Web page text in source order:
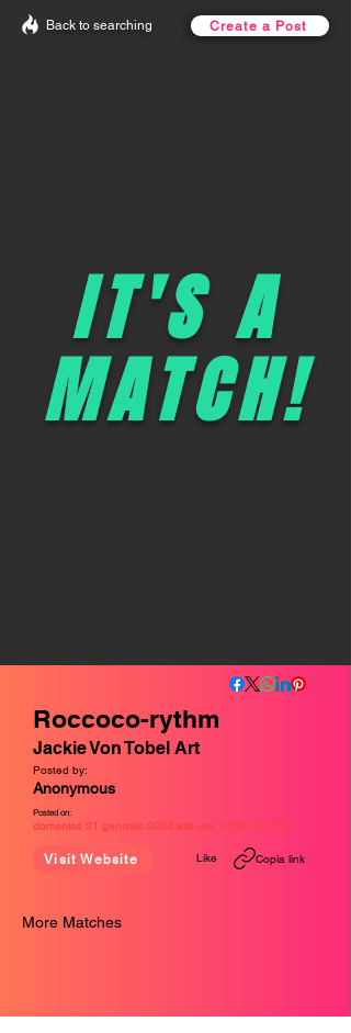
Create a Post
Back to searching
IT'S A
MATCH!
Roccoco-rythm
Jackie Von Tobel Art
Posted by:
Anonymous
Posted on:
domenica 21 gennaio 2024 alle ore 15:55:47 UTC
Visit Website Like Copia link
More Matches